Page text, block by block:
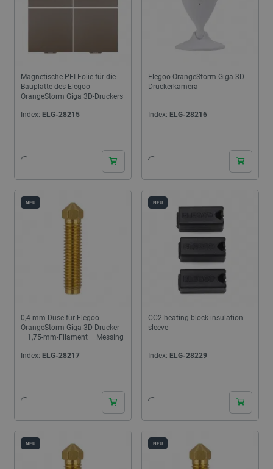
Magnetische PEI-Folie für die
Bauplatte des Elegoo
OrangeStorm Giga 3D-Druckers
Index: ELG-28215
Elegoo OrangeStorm Giga 3D-
Druckerkamera
Index: ELG-28216
0,4-mm-Düse für Elegoo
OrangeStorm Giga 3D-Drucker
– 1,75-mm-Filament – Messing
Index: ELG-28217
NEU
CC2 heating block insulation
sleeve
Index: ELG-28229
NEU
NEU NEU